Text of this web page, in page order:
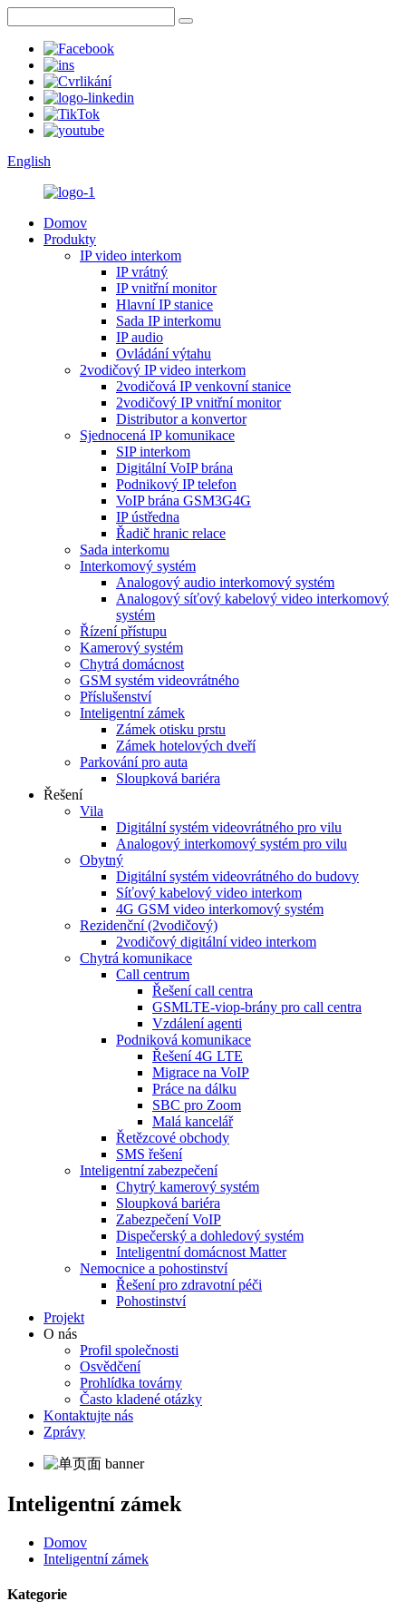
English
Domov
Produkty
IP video interkom
IP vrátný
IP vnitřní monitor
Hlavní IP stanice
Sada IP interkomu
IP audio
Ovládání výtahu
2vodičový IP video interkom
2vodičová IP venkovní stanice
2vodičový IP vnitřní monitor
Distributor a konvertor
Sjednocená IP komunikace
SIP interkom
Digitální VoIP brána
Podnikový IP telefon
VoIP brána GSM3G4G
IP ústředna
Řadič hranic relace
Sada interkomu
Interkomový systém
Analogový audio interkomový systém
Analogový síťový kabelový video interkomový
systém
Řízení přístupu
Kamerový systém
Chytrá domácnost
GSM systém videovrátného
Příslušenství
Inteligentní zámek
Zámek otisku prstu
Zámek hotelových dveří
Parkování pro auta
Sloupková bariéra
Řešení
Vila
Digitální systém videovrátného pro vilu
Analogový interkomový systém pro vilu
Obytný
Digitální systém videovrátného do budovy
Síťový kabelový video interkom
4G GSM video interkomový systém
Rezidenční (2vodičový)
2vodičový digitální video interkom
Chytrá komunikace
Call centrum
Řešení call centra
GSMLTE-viop-brány pro call centra
Vzdálení agenti
Podniková komunikace
Řešení 4G LTE
Migrace na VoIP
Práce na dálku
SBC pro Zoom
Malá kancelář
Řetězcové obchody
SMS řešení
Inteligentní zabezpečení
Chytrý kamerový systém
Sloupková bariéra
Zabezpečení VoIP
Dispečerský a dohledový systém
Inteligentní domácnost Matter
Nemocnice a pohostinství
Řešení pro zdravotní péči
Pohostinství
Projekt
O nás
Profil společnosti
Osvědčení
Prohlídka továrny
Často kladené otázky
Kontaktujte nás
Zprávy
Inteligentní zámek
Domov
Inteligentní zámek
Kategorie